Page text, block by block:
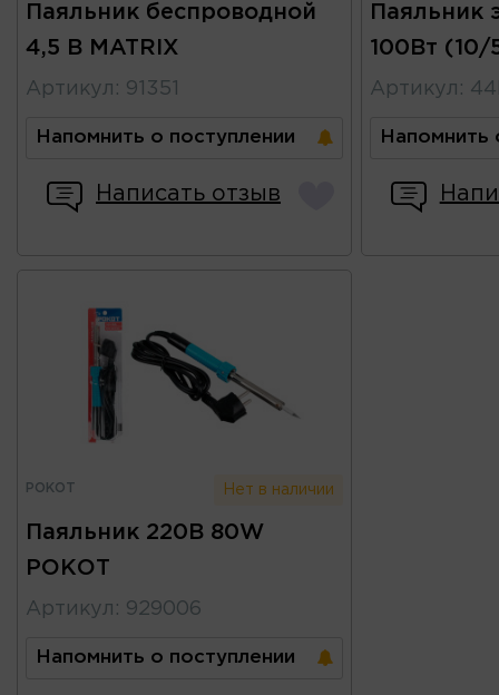
Паяльник беспроводной
4,5 В MATRIX
Артикул : 91351
Напомнить о поступлении
Написать отзыв
Паяльник
100Вт (10/
Артикул :
Напомнить
РОКОТ Нет в наличии
Паяльник 220В 80W
РОКОТ
Артикул : 929006
Напомнить о поступлении